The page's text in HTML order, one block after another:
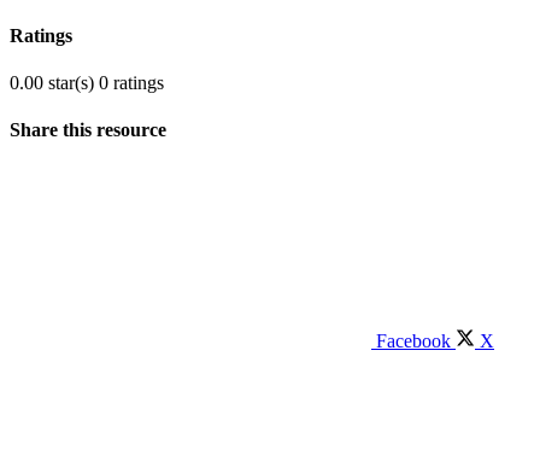
Ratings
0.00 star(s) 0 ratings
Share this resource
Facebook X